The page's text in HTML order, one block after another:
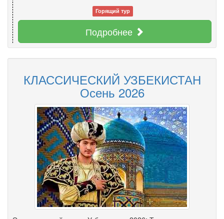
Горящий тур
Подробнее
КЛАССИЧЕСКИЙ УЗБЕКИСТАН
Осень 2026